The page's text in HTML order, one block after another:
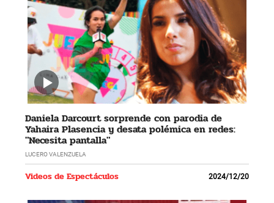
Daniela Darcourt sorprende con parodia de
Yahaira Plasencia y desata polémica en redes:
"Necesita pantalla"
LUCERO VALENZUELA
Videos de Espectáculos 2024/12/20